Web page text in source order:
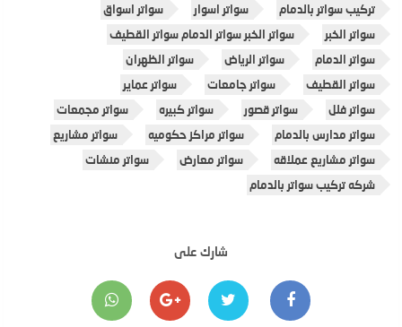
تركيب سواتر بالدمام
سواتر اسوار
سواتر اسواق
سواتر الخبر
سواتر الخبر سواتر الدمام سواتر القطيف
سواتر الدمام
سواتر الرياض
سواتر الظهران
سواتر القطيف
سواتر جامعات
سواتر عماير
سواتر فلل
سواتر قصور سواتر كبيره
سواتر مجمعات
سواتر مدارس بالدمام
سواتر مراكز حكوميه
سواتر مشاريع
سواتر مشاريع عملاقه
سواتر معارض
سواتر منشات
شركه تركيب سواتر بالدمام
شارك على